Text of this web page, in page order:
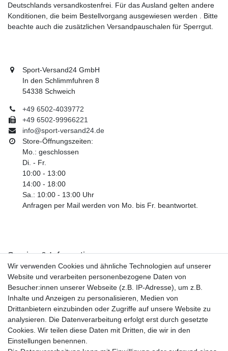
Deutschlands versandkostenfrei. Für das Ausland gelten andere
Konditionen, die beim Bestellvorgang ausgewiesen werden . Bitte
beachte auch die zusätzlichen Versandpauschalen für Sperrgut.
Sport-Versand24 GmbH
In den Schlimmfuhren 8
54338 Schweich
+49 6502-4039772
+49 6502-99966221
info@sport-versand24.de
Store-Öffnungszeiten:
Mo.: geschlossen
Di. - Fr.
10:00 - 13:00
14:00 - 18:00
Sa.: 10:00 - 13:00 Uhr
Anfragen per Mail werden von Mo. bis Fr. beantwortet.
Service & Informationen
Kontakt
Retouren
Widerrufsrecht
Widerrufs­formular
Impressum
Daten­schutz­erklärung
AGB
Größentabelle
Wir verwenden Cookies und ähnliche Technologien auf unserer
Website und verarbeiten personenbezogene Daten von
Besucher:innen unserer Webseite (z.B. IP-Adresse), um z.B.
Inhalte und Anzeigen zu personalisieren, Medien von
Drittanbietern einzubinden oder Zugriffe auf unsere Website zu
analysieren. Die Datenverarbeitung erfolgt erst durch gesetzte
Cookies. Wir teilen diese Daten mit Dritten, die wir in den
Einstellungen benennen.